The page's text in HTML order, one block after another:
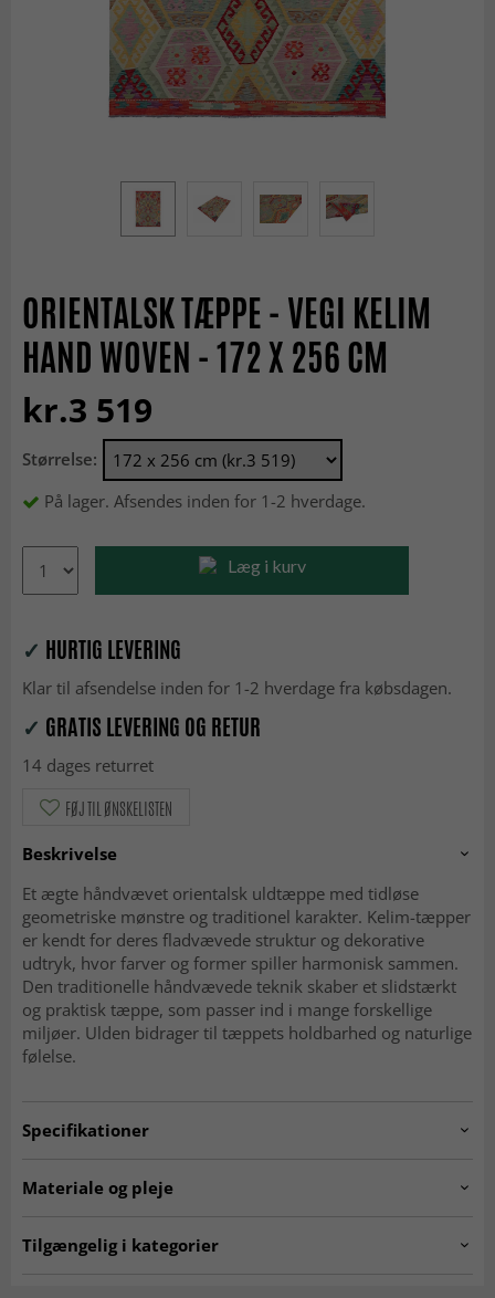
ORIENTALSK TÆPPE - VEGI KELIM
HAND WOVEN - 172 X 256 CM
kr.3 519
Størrelse:
På lager. Afsendes inden for 1-2 hverdage.
Læg i kurv
✓ HURTIG LEVERING
Klar til afsendelse inden for 1-2 hverdage fra købsdagen.
✓ GRATIS LEVERING OG RETUR
14 dages returret
FØJ TIL ØNSKELISTEN
Beskrivelse
Et ægte håndvævet orientalsk uldtæppe med tidløse
geometriske mønstre og traditionel karakter. Kelim-tæpper
er kendt for deres fladvævede struktur og dekorative
udtryk, hvor farver og former spiller harmonisk sammen.
Den traditionelle håndvævede teknik skaber et slidstærkt
og praktisk tæppe, som passer ind i mange forskellige
miljøer. Ulden bidrager til tæppets holdbarhed og naturlige
følelse.
Specifikationer
Materiale og pleje
Materiale
Uld
Tilgængelig i kategorier